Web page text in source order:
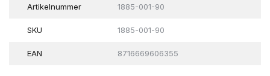
Artikelnummer 1885-001-90
SKU 1885-001-90
EAN 8716669606355